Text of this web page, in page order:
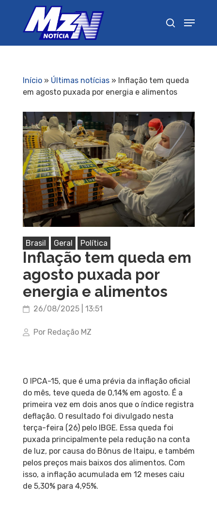
Início» Últimas notícias» Inflação tem queda
em agosto puxada por energia e alimentos
Brasil Geral Política
Inflação tem queda em
agosto puxada por
energia e alimentos
26/08/2025 | 13:51
Por Redação MZ
O IPCA-15, que é uma prévia da inflação oficial
do mês, teve queda de 0,14% em agosto. É a
primeira vez em dois anos que o índice registra
deflação. O resultado foi divulgado nesta
terça-feira (26) pelo IBGE. Essa queda foi
puxada principalmente pela redução na conta
de luz, por causa do Bônus de Itaipu, e também
pelos preços mais baixos dos alimentos. Com
isso, a inflação acumulada em 12 meses caiu
de 5,30% para 4,95%.